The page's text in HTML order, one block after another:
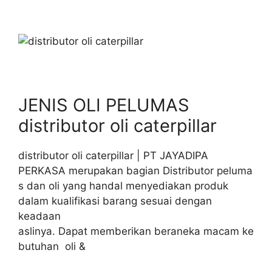
JENIS OLI PELUMAS
distributor oli caterpillar
distributor oli caterpillar | PT JAYADIPA
PERKASA merupakan bagian Distributor peluma
s dan oli yang handal menyediakan produk
dalam kualifikasi barang sesuai dengan
keadaan
aslinya. Dapat memberikan beraneka macam ke
butuhan oli &